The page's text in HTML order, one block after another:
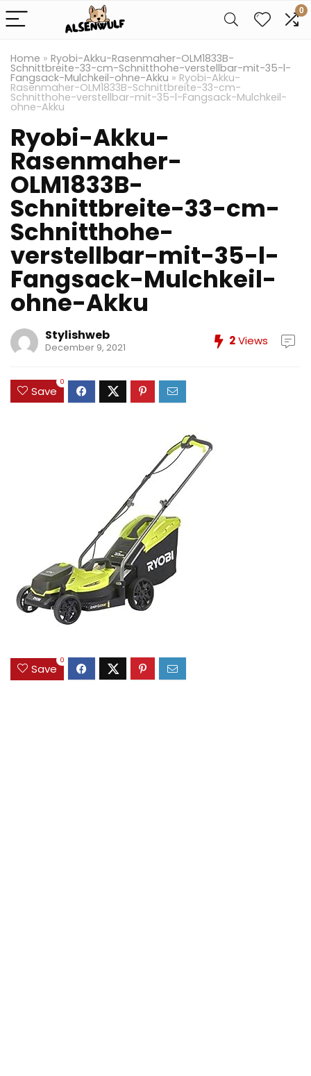
0
Home » Ryobi-Akku-Rasenmaher-OLM1833B-
Schnittbreite-33-cm-Schnitthohe-verstellbar-mit-35-l-
Fangsack-Mulchkeil-ohne-Akku » Ryobi-Akku-
Rasenmaher-OLM1833B-Schnittbreite-33-cm-
Schnitthohe-verstellbar-mit-35-l-Fangsack-Mulchkeil-
ohne-Akku
Ryobi-Akku-
Rasenmaher-
OLM1833B-
Schnittbreite-33-cm-
Schnitthohe-
verstellbar-mit-35-l-
Fangsack-Mulchkeil-
ohne-Akku
Stylishweb
December 9, 2021 2Views
Save
0
Save
0